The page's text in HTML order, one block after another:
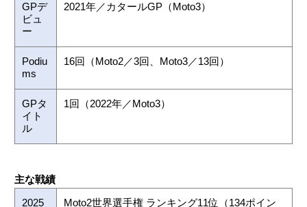
GPデ
ビュ
ー
2021年／カタールGP（Moto3）
Podiu
ms
16回（Moto2／3回、Moto3／13回）
GPタ
イト
ル
1回（2022年／Moto3）
主な戦績
2025
Moto2世界選手権 ランキング11位（134ポイン